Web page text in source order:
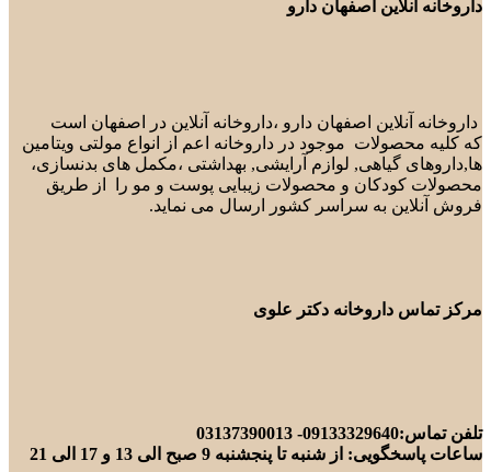
داروخانه آنلاین اصفهان دارو
داروخانه آنلاین اصفهان دارو ،داروخانه آنلاین در اصفهان است
که کلیه محصولات موجود در داروخانه اعم از انواع مولتی ویتامین
ها,داروهای گیاهی, لوازم آرایشی, بهداشتی ،مکمل های بدنسازی،
محصولات کودکان و محصولات زیبایی پوست و مو را از طریق
فروش آنلاین به سراسر کشور ارسال می نماید.
مرکز تماس داروخانه دکتر علوی
تلفن تماس:09133329640- 03137390013
ساعات پاسخگویی: از شنبه تا پنجشنبه 9 صبح الی 13 و 17 الی 21